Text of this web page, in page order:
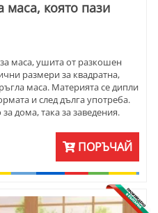
маса, която пази
маса, ушита от разкошен
размери за квадратна,
маса. Материята се дипли
и след дълга употреба.
дома, така за заведения.
и салфетки от плат.
ПОРЪЧАЙ